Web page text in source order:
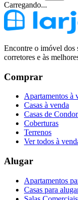
Carregando...
Encontre o imóvel dos
corretores e às
Comprar
Apartamentos à
Casas à venda
Casas de
Coberturas
Terrenos
Ver todos à
Alugar
Apartamentos
Casas para